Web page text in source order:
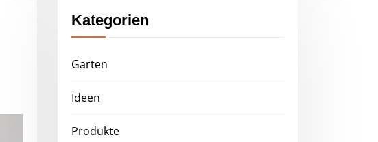
Kategorien
Garten
Ideen
Produkte